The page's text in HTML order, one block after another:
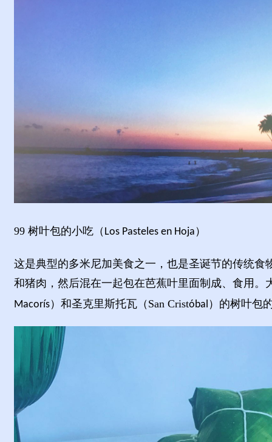
99 树叶包的小吃（ Los Pasteles en Hoja ）
这是典型的多米尼加美食之一，也是圣诞节的传统
和猪肉，然后混在一起包在芭蕉叶里面制成、食用
Macorís） 和圣克里斯托瓦（ San Cristóbal ）的树叶包